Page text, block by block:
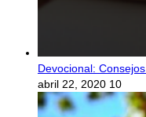
Devocional:
abril 22, 2020 10